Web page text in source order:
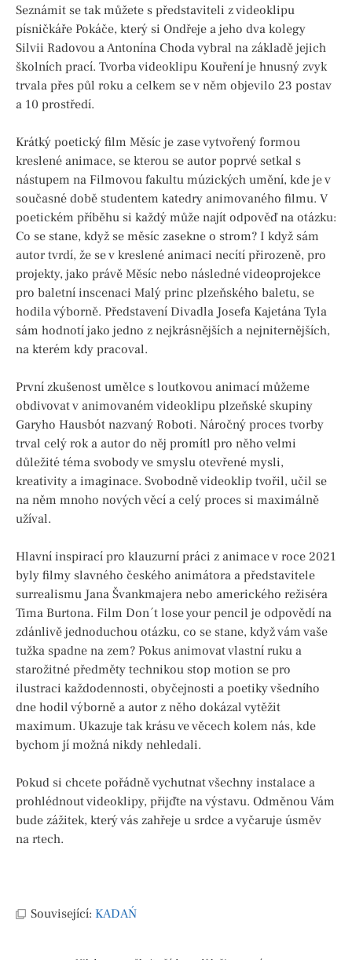
Seznámit se tak můžete s představiteli z videoklipu
písničkáře Pokáče, který si Ondřeje a jeho dva kolegy
Silvii Radovou a Antonína Choda vybral na základě jejich
školních prací. Tvorba videoklipu Kouření je hnusný zvyk
trvala přes půl roku a celkem se v něm objevilo 23 postav
a 10 prostředí.
Krátký poetický film Měsíc je zase vytvořený formou
kreslené animace, se kterou se autor poprvé setkal s
nástupem na Filmovou fakultu múzických umění, kde je v
současné době studentem katedry animovaného filmu. V
poetickém příběhu si každý může najít odpověď na otázku:
Co se stane, když se měsíc zasekne o strom? I když sám
autor tvrdí, že se v kreslené animaci necítí přirozeně, pro
projekty, jako právě Měsíc nebo následné videoprojekce
pro baletní inscenaci Malý princ plzeňského baletu, se
hodila výborně. Představení Divadla Josefa Kajetána Tyla
sám hodnotí jako jedno z nejkrásnějších a nejniternějších,
na kterém kdy pracoval.
První zkušenost umělce s loutkovou animací můžeme
obdivovat v animovaném videoklipu plzeňské skupiny
Garyho Hausbót nazvaný Roboti. Náročný proces tvorby
trval celý rok a autor do něj promítl pro něho velmi
důležité téma svobody ve smyslu otevřené mysli,
kreativity a imaginace. Svobodně videoklip tvořil, učil se
na něm mnoho nových věcí a celý proces si maximálně
užíval.
Hlavní inspirací pro klauzurní práci z animace v roce 2021
byly filmy slavného českého animátora a představitele
surrealismu Jana Švankmajera nebo amerického režiséra
Tima Burtona. Film Don´t lose your pencil je odpovědí na
zdánlivě jednoduchou otázku, co se stane, když vám vaše
tužka spadne na zem? Pokus animovat vlastní ruku a
starožitné předměty technikou stop motion se pro
ilustraci každodennosti, obyčejnosti a poetiky všedního
dne hodil výborně a autor z něho dokázal vytěžit
maximum. Ukazuje tak krásu ve věcech kolem nás, kde
bychom jí možná nikdy nehledali.
Pokud si chcete pořádně vychutnat všechny instalace a
prohlédnout videoklipy, přijďte na výstavu. Odměnou Vám
bude zážitek, který vás zahřeje u srdce a vyčaruje úsměv
na rtech.
Související: KADAŃ